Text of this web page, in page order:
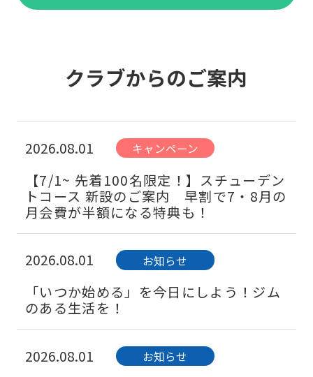
クラブからのご案内
2026.08.01 キャンペーン
【7/1~ 先着100名限定！】スチューデン
トコース 新設のご案内 早割で7・8月の
月会費が半額になる特典も！
2026.08.01 お知らせ
「いつか始める」を今日にしよう！ジム
のある生活を！
2026.08.01 お知らせ